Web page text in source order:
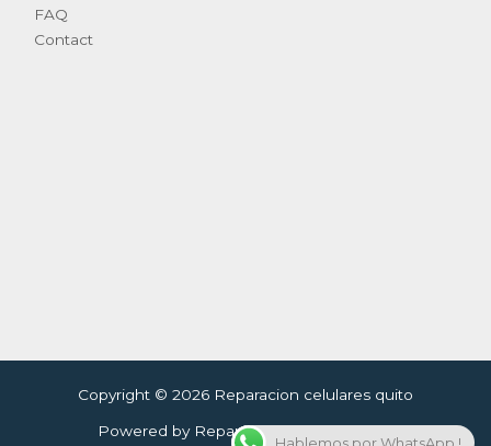
FAQ
Contact
Copyright © 2026 Reparacion celulares quito
Powered by Reparacion celulares quito